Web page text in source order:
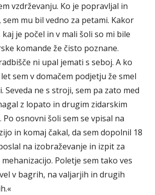
vzdrževanju. Ko je popravljal in
mu bil vedno za petami. Kakor
je počel in v mali šoli so mi bile
komande že čisto poznane.
ni upal jemati s seboj. A ko
sem v domačem podjetju že smel
Seveda ne s stroji, sem pa zato med
z lopato in drugim zidarskim
osnovni šoli sem se vpisal na
in komaj čakal, da sem dopolnil 18
na izobraževanje in izpit za
Poletje sem tako ves
v bagrih, na valjarjih in drugih